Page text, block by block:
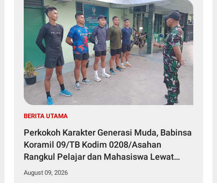
BERITA UTAMA
Perkokoh Karakter Generasi Muda, Babinsa
Koramil 09/TB Kodim 0208/Asahan
Rangkul Pelajar dan Mahasiswa Lewat
Wasbang
August 09, 2026